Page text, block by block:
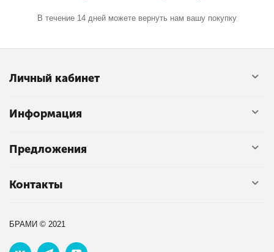
В течение 14 дней можете вернуть нам вашу покупку
Личный кабинет
Информация
Предложения
Контакты
БРАМИ © 2021